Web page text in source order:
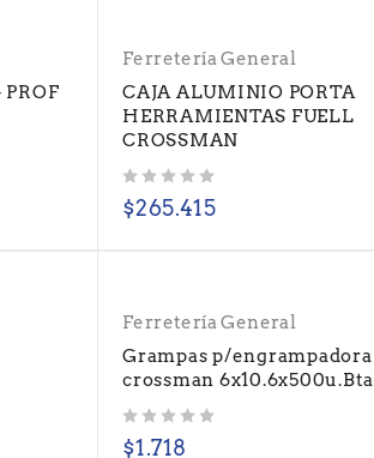
Ferretería General
CAJA ALUMINIO PORTA
HERRAMIENTAS FUELL
CROSSMAN
$265.415
Ferretería General
Grampas p/engrampadora
crossman 6x10.6x500u.Bta
$1.718